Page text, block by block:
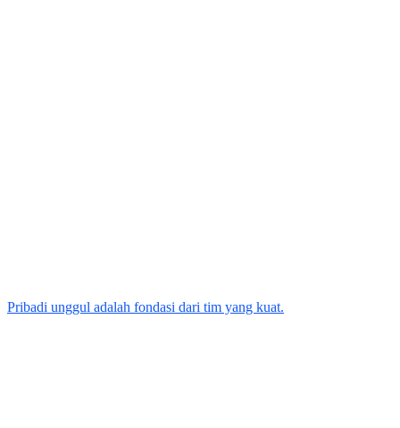
Pribadi unggul adalah fondasi dari tim yang kuat.